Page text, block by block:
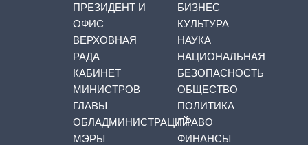
ПРЕЗИДЕНТ И
ОФИС
ВЕРХОВНАЯ
РАДА
КАБИНЕТ
МИНИСТРОВ
ГЛАВЫ
ОБЛАДМИНИСТРАЦИЙ
МЭРЫ
БИЗНЕС
КУЛЬТУРА
НАУКА
НАЦИОНАЛЬНАЯ
БЕЗОПАСНОСТЬ
ОБЩЕСТВО
ПОЛИТИКА
ПРАВО
ФИНАНСЫ